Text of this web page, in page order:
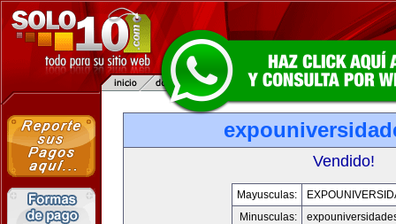
Vendido!
Mayusculas:
Minusculas: